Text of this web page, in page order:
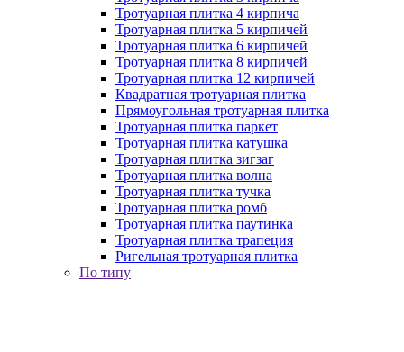
Тротуарная плитка 4 кирпича
Тротуарная плитка 5 кирпичей
Тротуарная плитка 6 кирпичей
Тротуарная плитка 8 кирпичей
Тротуарная плитка 12 кирпичей
Квадратная тротуарная плитка
Прямоугольная тротуарная плитка
Тротуарная плитка паркет
Тротуарная плитка катушка
Тротуарная плитка зигзаг
Тротуарная плитка волна
Тротуарная плитка тучка
Тротуарная плитка ромб
Тротуарная плитка паутинка
Тротуарная плитка трапеция
Ригельная тротуарная плитка
По типу